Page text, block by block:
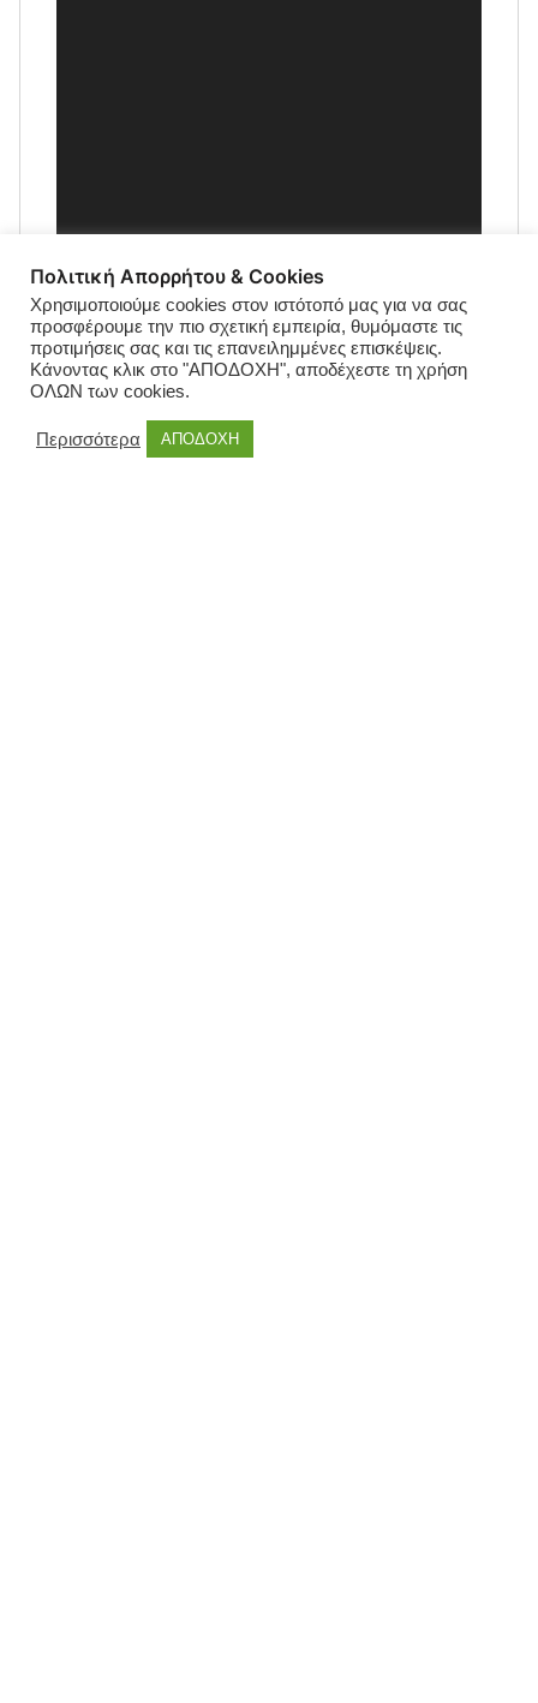
Πολιτική Απορρήτου & Cookies
Χρησιμοποιούμε cookies στον ιστότοπό μας για να σας
προσφέρουμε την πιο σχετική εμπειρία, θυμόμαστε τις
προτιμήσεις σας και τις επανειλημμένες επισκέψεις.
Κάνοντας κλικ στο "ΑΠΟΔΟΧΗ", αποδέχεστε τη χρήση
ΟΛΩΝ των cookies.
Περισσότερα ΑΠΟΔΟΧΗ